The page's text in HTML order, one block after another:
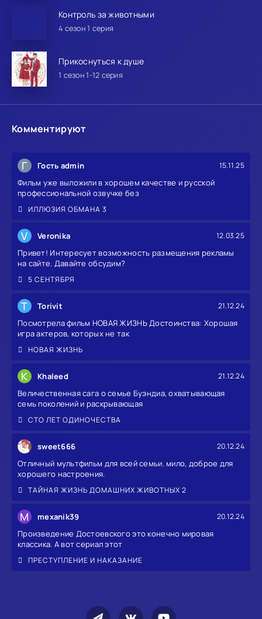
Контроль за животными
4 сезон 1 серия
Прикоснуться к душе
1 сезон 1-12 серия
Комментируют
Г Гость admin 15.11.25
Фильм уже выложили в хорошем качестве и русской
профессиональной озвучке без
ИЛЛЮЗИЯ ОБМАНА 3
V Veronika 12.03.25
Привет! Интересует возможность размещения рекламы
на сайте. Давайте обсудим?
5 СЕНТЯБРЯ
T Torivit 21.12.24
Посмотрела фильм НОВАЯ ЖИЗНЬ Достоинства: Хорошая
игра актеров, которых не так
НОВАЯ ЖИЗНЬ
K Khaleed 21.12.24
Величественная сага о семье Буэндиа, охватывающая
семь поколений и раскрывающая
СТО ЛЕТ ОДИНОЧЕСТВА
sweet666 20.12.24
Отличный мультфильм для всей семьи. мило, доброе для
хорошего настроения.
ТАЙНАЯ ЖИЗНЬ ДОМАШНИХ ЖИВОТНЫХ 2
M mexanik39 20.12.24
Произведение Достоевского это конечно мировая
классика. А вот сериал этот
ПРЕСТУПЛЕНИЕ И НАКАЗАНИЕ